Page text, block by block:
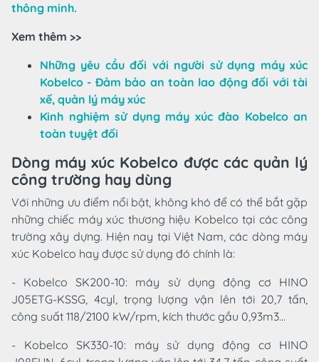
thông minh.
Xem thêm >>
Những yêu cầu đối với người sử dụng máy xúc
Kobelco - Đảm bảo an toàn lao động đối với tài
xế, quản lý máy xúc
Kinh nghiệm sử dụng máy xúc đào Kobelco an
toàn tuyệt đối
Dòng máy xúc Kobelco được các quản lý
công trường hay dùng
Với những ưu điểm nổi bật, không khó để có thể bắt gặp
những chiếc máy xúc thương hiệu Kobelco tại các công
trường xây dựng. Hiện nay tại Việt Nam, các dòng máy
xúc Kobelco hay được sử dụng đó chính là:
- Kobelco SK200-10: máy sử dụng động cơ HINO
J05ETG-KSSG, 4cyl, trọng lượng vận lên tới 20,7 tấn,
công suất 118/2100 kW/rpm, kích thước gầu 0,93m3…
- Kobelco SK330-10: máy sử dụng động cơ HINO